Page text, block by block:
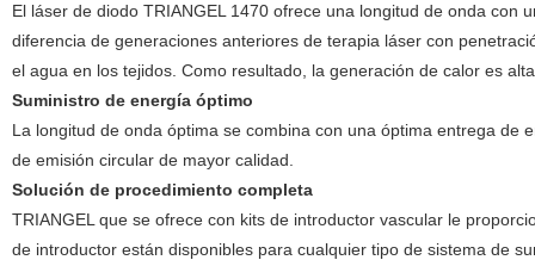
El láser de diodo TRIANGEL 1470 ofrece una longitud de onda con
diferencia de generaciones anteriores de terapia láser con
el agua en los tejidos. Como resultado, la generación de calor es
Suministro de energía óptimo
La longitud de onda óptima se combina con una óptima entrega de
de emisión circular de mayor calidad.
Solución de procedimiento completa
TRIANGEL que se ofrece con kits de introductor vascular le
de introductor están disponibles para cualquier tipo de sistema de